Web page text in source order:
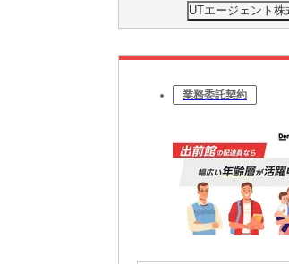
UTエージェント
業務委託契約